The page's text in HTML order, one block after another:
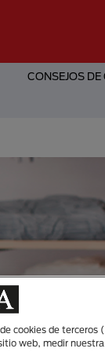
CONSEJOS
cookies de terceros
web, medir